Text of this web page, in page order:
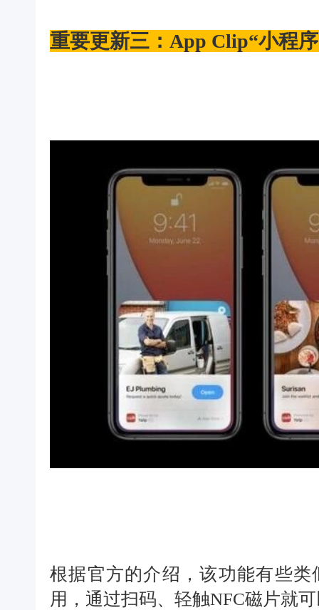
重要更新三：App Clip“小程
根据官方的介绍，该功能有些类
用，通过扫码、轻触NFC磁片就